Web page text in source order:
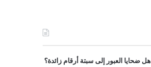
هل ضحايا العبور إلى سبتة أرقام زائدة؟